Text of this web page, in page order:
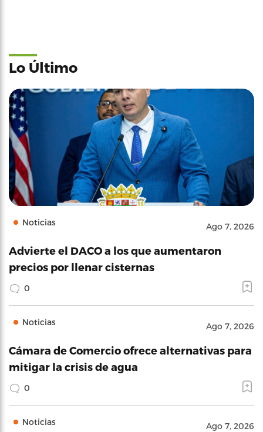
Lo Último
Noticias Ago 7, 2026
Advierte el DACO a los que aumentaron
precios por llenar cisternas
0
Noticias Ago 7, 2026
Cámara de Comercio ofrece alternativas para
mitigar la crisis de agua
0
Noticias Ago 7, 2026